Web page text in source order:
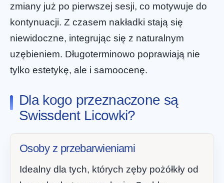
zmiany już po pierwszej sesji, co motywuje do
kontynuacji. Z czasem nakładki stają się
niewidoczne, integrując się z naturalnym
uzębieniem. Długoterminowo poprawiają nie
tylko estetykę, ale i samoocenę.
Dla kogo przeznaczone są
Swissdent Licowki?
Osoby z przebarwieniami
Idealny dla tych, których zęby pożółkły od